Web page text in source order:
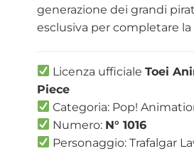
generazione dei grandi
esclusiva per completare
Licenza ufficialeToei
Piece
Categoria: Pop!
Numero: N° 1016
Personaggio: Trafalgar